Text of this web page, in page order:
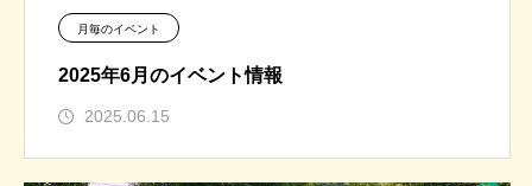
月毎のイベント
2025年6月のイベント情報
2025.06.15